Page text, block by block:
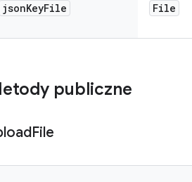
jsonKeyFile File
publiczne
File